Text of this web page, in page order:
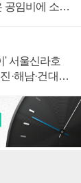
공임비에 소비
' 서울신라호
·해남·건대로